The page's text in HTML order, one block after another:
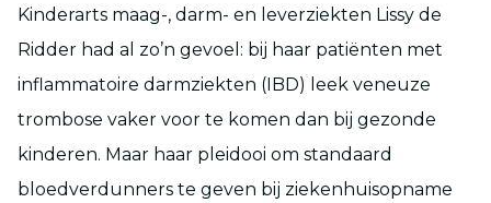
Kinderarts maag-, darm- en leverziekten Lissy de
Ridder had al zo’n gevoel: bij haar patiënten met
inflammatoire darmziekten (IBD) leek veneuze
trombose vaker voor te komen dan bij gezonde
kinderen. Maar haar pleidooi om standaard
bloedverdunners te geven bij ziekenhuisopname